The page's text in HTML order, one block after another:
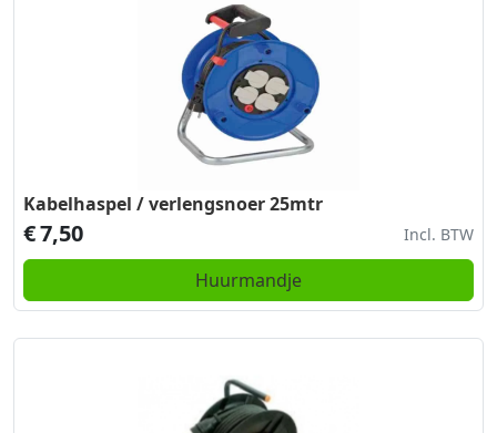
Kabelhaspel / verlengsnoer 25mtr
€7,50 Incl. BTW
Huurmandje